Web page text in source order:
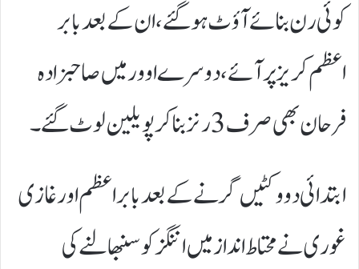
کوئی رن بنائے آؤٹ ہوگئے، ان کے بعد بابر
اعظم کریز پر آئے، دوسرے اوور میں صاحبزادہ
فرحان بھی صرف 3 رنز بنا کر پویلین لوٹ گئے۔
ابتدائی دو وکٹیں گرنے کے بعد بابر اعظم اور غازی
غوری نے محتاط انداز میں اننگز کو سنبھالنے کی